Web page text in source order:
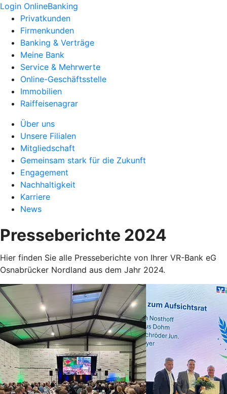
Login OnlineBanking
Privatkunden
Firmenkunden
Banking & Verträge
Meine Bank
Service & Mehrwerte
Online-Geschäftsstelle
Immobilien
Raiffeisenagrar
Über uns
Unsere Filialen
Mitgliedschaft
Gemeinsam stark für die Zukunft
Engagement
Nachhaltigkeit
Karriere
News
Presseberichte 2024
Hier finden Sie alle Presseberichte von Ihrer VR-Bank eG
Osnabrücker Nordland aus dem Jahr 2024.